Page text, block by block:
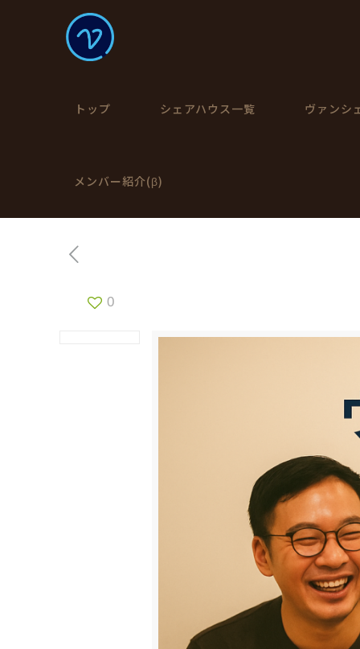
トップ シェアハウス一覧 ヴァンシ
メンバー紹介(β)
0